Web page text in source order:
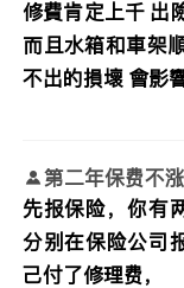
修費肯定上千 出
而且水箱和車架
不出的損壞 會影
第二年保费不涨
先报保险，你有
分别在保险公司
己付了修理费，